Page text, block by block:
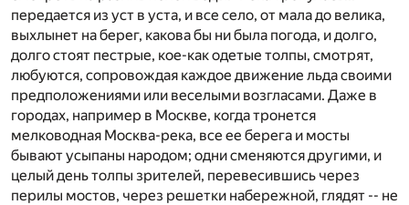
передается из уст в уста, и все село, от мала до велика,
выхлынет на берег, какова бы ни была погода, и долго,
долго стоят пестрые, кое-как одетые толпы, смотрят,
любуются, сопровождая каждое движение льда своими
предположениями или веселыми возгласами. Даже в
городах, например в Москве, когда тронется
мелководная Москва-река, все ее берега и мосты
бывают усыпаны народом; одни сменяются другими, и
целый день толпы зрителей, перевесившись через
перилы мостов, через решетки набережной, глядят -- не